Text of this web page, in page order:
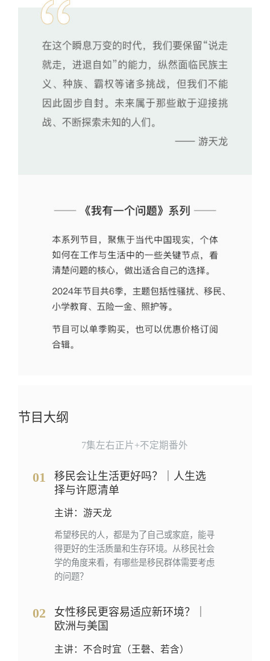
节目大纲
7集左右正片+不定期番外
01
移民会让生活更好吗？｜人生选
择与许愿清单
主讲：游天龙
希望移民的人，都是为了自己或家庭，能寻
得更好的生活质量和生存环境。从移民社会
学的角度来看，有哪些是移民群体需要考虑
的问题？
02
女性移民更容易适应新环境？｜
欧洲与美国
主讲：不合时宜（王磬、若含）